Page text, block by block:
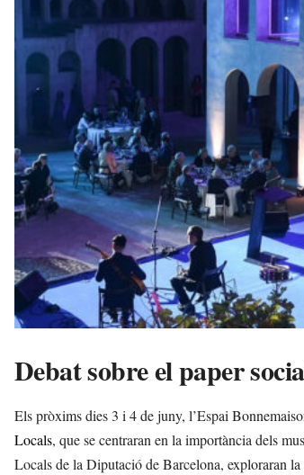
Debat sobre el paper
Els pròxims dies 3 i 4 de juny, l’Espai
Locals, que se centraran en la importància dels
Locals de la Diputació de Barcelona, exploraran